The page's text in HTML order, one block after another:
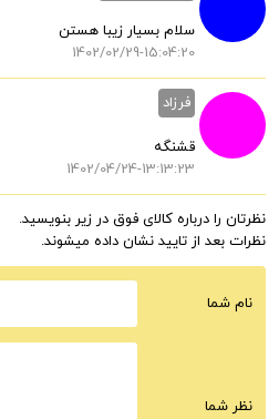
سلام بسیار زیبا هستن
1402/02/29-15:04:20
فرزاد
قشنگه
1402/04/24-13:13:23
نظرتان را درباره کالای فوق در زیر بنویسید.
نظرات بعد از تایید نشان داده میشوند.
نام شما
نظر شما